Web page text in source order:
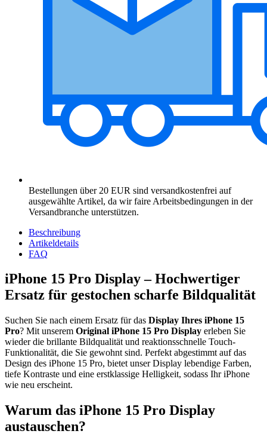
Bestellungen über 20 EUR sind versandkostenfrei auf
ausgewählte Artikel, da wir faire Arbeitsbedingungen in der
Versandbranche unterstützen.
Beschreibung
Artikeldetails
FAQ
iPhone 15 Pro Display – Hochwertiger
Ersatz für gestochen scharfe Bildqualität
Suchen Sie nach einem Ersatz für das Display Ihres iPhone 15
Pro? Mit unserem Original iPhone 15 Pro Display erleben Sie
wieder die brillante Bildqualität und reaktionsschnelle Touch-
Funktionalität, die Sie gewohnt sind. Perfekt abgestimmt auf das
Design des iPhone 15 Pro, bietet unser Display lebendige Farben,
tiefe Kontraste und eine erstklassige Helligkeit, sodass Ihr iPhone
wie neu erscheint.
Warum das iPhone 15 Pro Display
austauschen?